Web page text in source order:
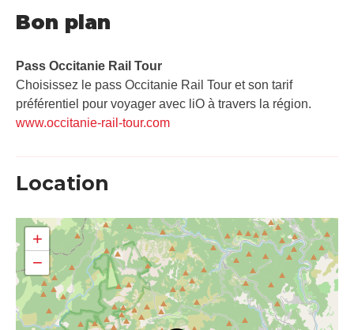
Bon plan
Pass Occitanie Rail Tour​
Choisissez le pass Occitanie Rail Tour et son tarif
préférentiel pour voyager avec liO à travers la région.
www.occitanie-rail-tour.com
Location
+
−